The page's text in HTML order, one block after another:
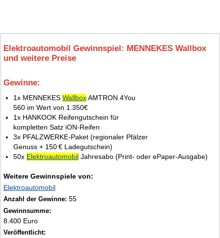
Elektroautomobil Gewinnspiel: MENNEKES Wallbox
und weitere Preise
Gewinne:
1x MENNEKES WallboxAMTRON 4You
560 im Wert von 1.350€
1x HANKOOK Reifengutschein für
kompletten Satz iON-Reifen
3x PFALZWERKE-Paket (regionaler Pfälzer
Genuss + 150 € Ladegutschein)
50x Elektroautomobil Jahresabo (Print- oder ePaper-Ausgabe)
Weitere Gewinnspiele von:
Elektroautomobil
Anzahl der Gewinne: 55
Gewinnsumme:
8.400 Euro
Veröffentlicht: